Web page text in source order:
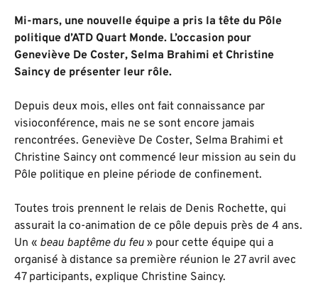
Mi-mars, une nouvelle équipe a pris la tête du Pôle
politique d’ATD Quart Monde. L’occasion pour
Geneviève De Coster, Selma Brahimi et Christine
Saincy de présenter leur rôle.
Depuis deux mois, elles ont fait connaissance par
visioconférence, mais ne se sont encore jamais
rencontrées. Geneviève De Coster, Selma Brahimi et
Christine Saincy ont commencé leur mission au sein du
Pôle politique en pleine période de confinement.
Toutes trois prennent le relais de Denis Rochette, qui
assurait la co-animation de ce pôle depuis près de 4 ans.
Un « beau baptême du feu » pour cette équipe qui a
organisé à distance sa première réunion le 27 avril avec
47 participants, explique Christine Saincy.